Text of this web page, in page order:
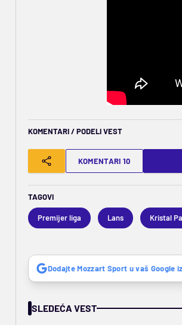
KOMENTARI / PODELI VEST
KOMENTARI 10
TAGOVI
Premijer liga Lans Kristal
Dodajte Mozzart Sport u vaš Google
SLEDEĆA VEST